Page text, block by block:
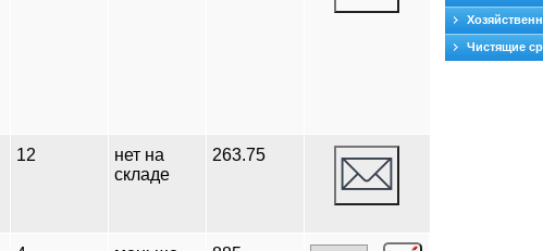
12
нет на
складе
263.75
Чистящие